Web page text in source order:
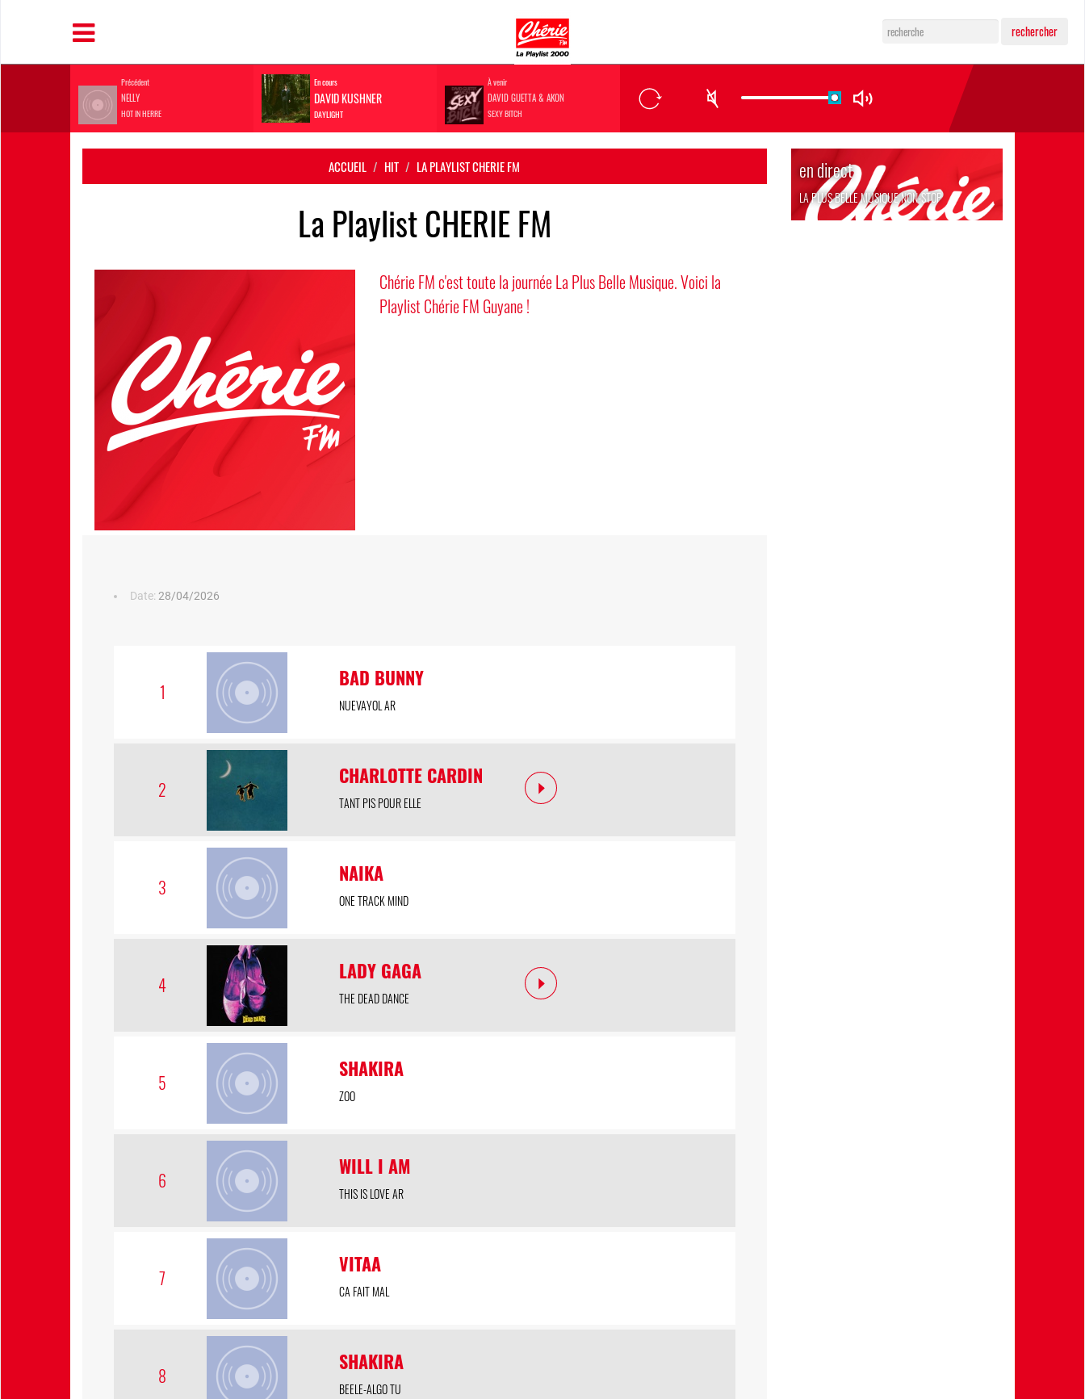
rechercher
Précédent
NELLY
HOT IN HERRE
En cours
DAVID KUSHNER
DAYLIGHT
À venir
DAVID GUETTA & AKON
SEXY BITCH
ACCUEIL HIT LA PLAYLIST CHERIE FM
La Playlist CHERIE FM
Chérie FM c'est toute la journée La Plus Belle Musique. Voici la
Playlist Chérie FM Guyane !
Date: 28/04/2026
1
BAD BUNNY
NUEVAYOL AR
2
CHARLOTTE CARDIN
TANT PIS POUR ELLE
3
NAIKA
ONE TRACK MIND
4
LADY GAGA
THE DEAD DANCE
5
SHAKIRA
ZOO
6
WILL I AM
THIS IS LOVE AR
7
VITAA
CA FAIT MAL
8
SHAKIRA
BEELE-ALGO TU
en direct
LA PLUS BELLE MUSIQUE NON-STOP